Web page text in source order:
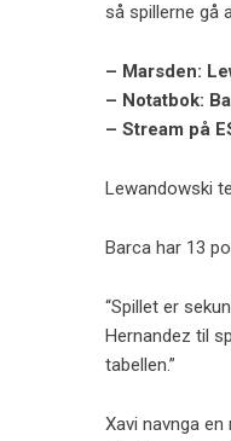
så spillerne gå
– Marsden:
– Notatbok:
– Stream på
Lewandowski
Barca har 13
“Spillet er
Hernandez til
tabellen.”
Xavi navnga